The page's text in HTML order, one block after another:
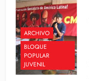
ARCHIVO
BLOQUE
POPULAR
JUVENIL